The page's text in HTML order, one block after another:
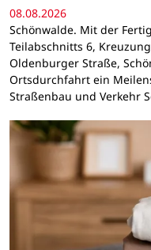
08.08.2026
Schönwalde. Mit der
Teilabschnitts 6,
Oldenburger Straße,
Ortsdurchfahrt ein
Straßenbau und Verkehr